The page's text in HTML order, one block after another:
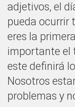
adjetivos, el
pueda ocurrir
eres la
importante el
este definirá
Nosotros
problemas y